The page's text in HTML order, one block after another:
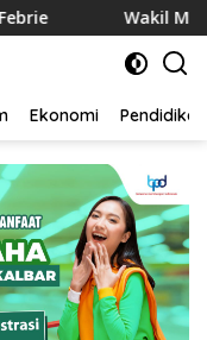
Wakil Menteri Perang
Ekonomi Pendidikan